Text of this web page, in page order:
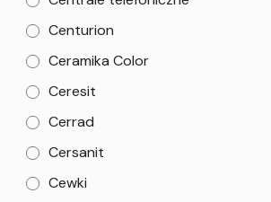
Centurion
Ceramika Color
Ceresit
Cerrad
Cersanit
Cewki